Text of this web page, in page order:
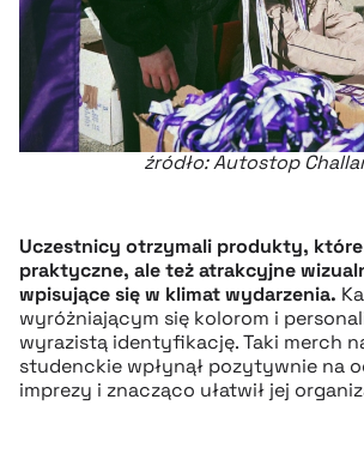
źródło: Autostop
Uczestnicy otrzymali produkty,
praktyczne, ale też atrakcyjne
wpisujące się w klimat wydarzenia.
wyróżniającym się kolorom i
wyrazistą identyfikację. Taki merch
studenckie wpłynął pozytywnie na
imprezy i znacząco ułatwił jej